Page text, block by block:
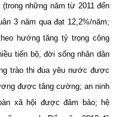
những năm từ 2011 đến
3 năm qua đạt 12,2%/năm;
hướng tăng tỷ trọng công
tiến bộ, đời sống nhân dân
trào thi đua yêu nước được
được tăng cường; an ninh
xã hội được đảm bảo; hệ